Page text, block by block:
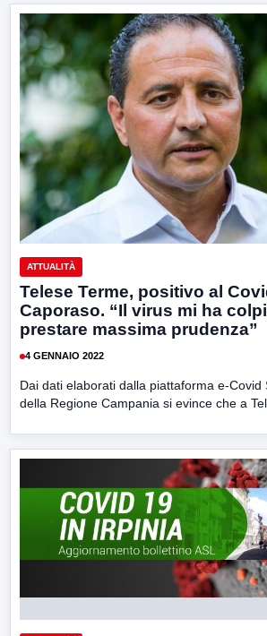
ATTUALITÀ
Telese Terme, positivo al
Caporaso. “Il virus mi ha
prestare massima prudenza”
4 GENNAIO 2022
Dai dati elaborati dalla piattaforma e-Covid
della Regione Campania si evince che a